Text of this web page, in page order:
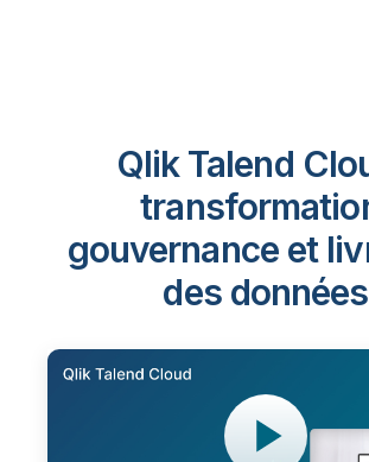
Qlik Talend
gouvernance et
des données